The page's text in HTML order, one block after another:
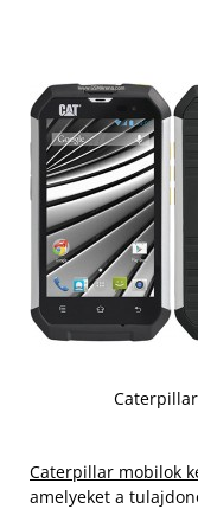
Caterpillar mobilok
amelyeket a